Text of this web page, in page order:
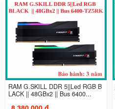
RAM G.SKILL DDR 5||Led RGB B
LACK || 48GBx2 || Bus 6400...